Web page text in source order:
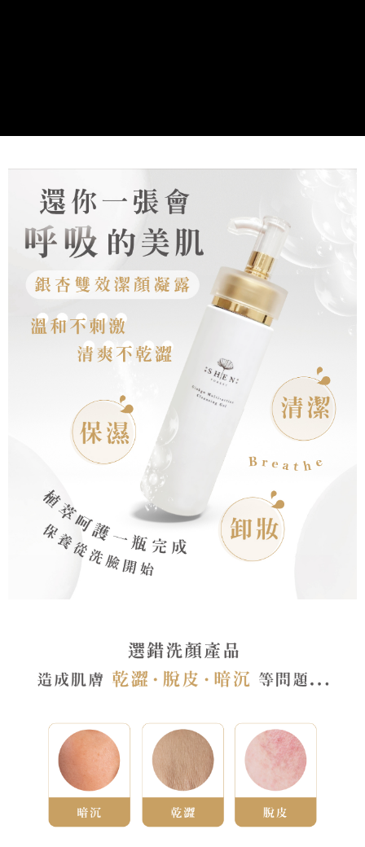
每筆NT$100，滿NT$5,000(含以上)免運費
海外配送(運費為估算提供參考用，下單前請私訊官方LINE
客服確認金額：@shen2020)
查看運費